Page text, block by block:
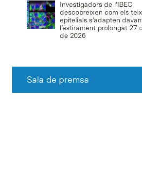
Investigadors de l’IBEC
descobreixen com els
epitelials s’adapten
l’estirament prolongat 27
de 2026
Sala de premsa